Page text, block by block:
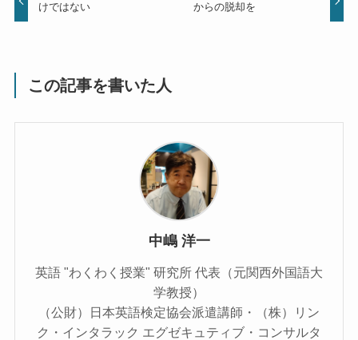
けではない
からの脱却を
この記事を書いた人
中嶋 洋一
英語 "わくわく授業" 研究所 代表（元関西外国語大
学教授）
（公財）日本英語検定協会派遣講師・（株）リン
ク・インタラック エグゼキュティブ・コンサルタ